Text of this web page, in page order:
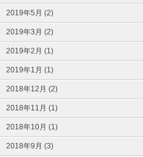
2019年5月 (2)
2019年3月 (2)
2019年2月 (1)
2019年1月 (1)
2018年12月 (2)
2018年11月 (1)
2018年10月 (1)
2018年9月 (3)